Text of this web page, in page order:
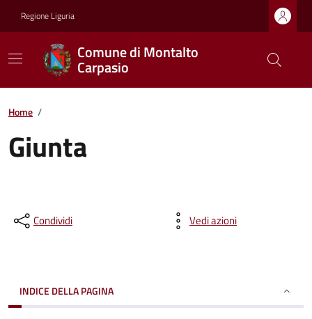
Regione Liguria
Comune di Montalto
Carpasio
Home /
Giunta
Condividi Vedi azioni
INDICE DELLA PAGINA